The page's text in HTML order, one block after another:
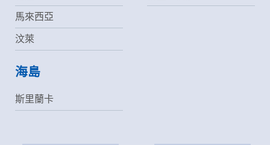
馬來西亞
汶萊
海島
斯里蘭卡